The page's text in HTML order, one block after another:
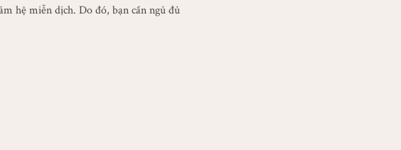
hệ miễn dịch. Do đó, bạn cần ngủ đủ